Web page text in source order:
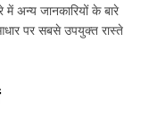
अन्य जानकारियों के बारे
पर सबसे उपयुक्त रास्ते